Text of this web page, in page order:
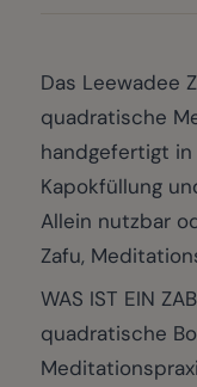
Das Leewadee
quadratische
handgefertigt
Kapokfüllung
Allein nutzbar
Zafu,
WAS IST EIN
quadratische